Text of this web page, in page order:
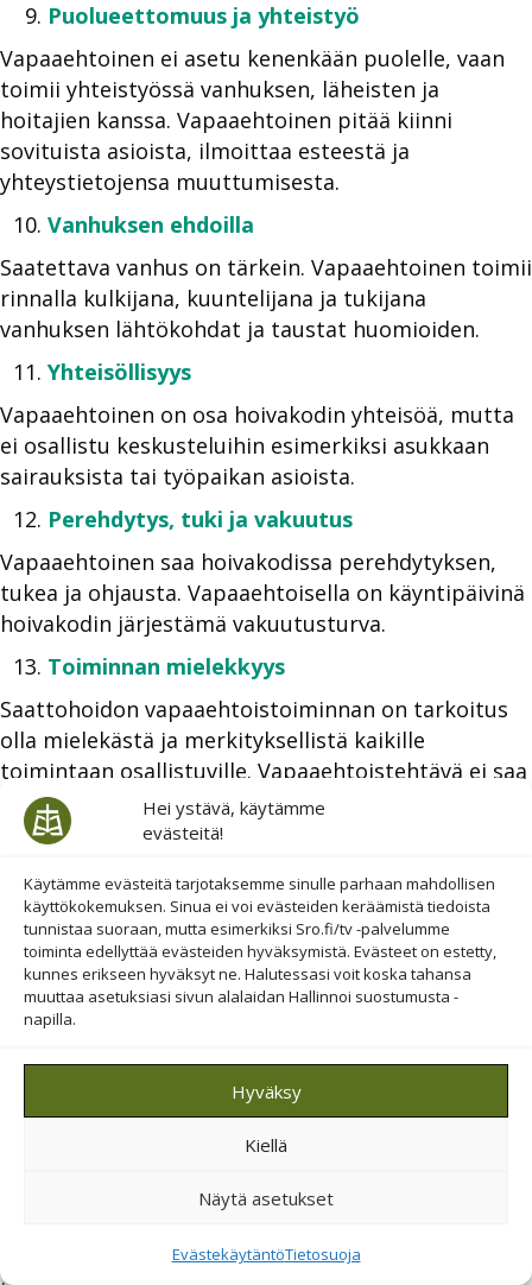
Hei ystävä, käytämme
evästeitä!
Käytämme evästeitä tarjotaksemme sinulle parhaan mahdollisen
käyttökokemuksen. Sinua ei voi evästeiden keräämistä tiedoista
tunnistaa suoraan, mutta esimerkiksi Sro.fi/tv -palvelumme
toiminta edellyttää evästeiden hyväksymistä. Evästeet on estetty,
kunnes erikseen hyväksyt ne. Halutessasi voit koska tahansa
muuttaa asetuksiasi sivun alalaidan Hallinnoi suostumusta -
napilla.
Hyväksy
Kiellä
Näytä asetukset
EvästekäytäntöTietosuoja
Puolueettomuus ja yhteistyö
Vapaaehtoinen ei asetu kenenkään puolelle, vaan
toimii yhteistyössä vanhuksen, läheisten ja
hoitajien kanssa. Vapaaehtoinen pitää kiinni
sovituista asioista, ilmoittaa esteestä ja
yhteystietojensa muuttumisesta.
Vanhuksen ehdoilla
Saatettava vanhus on tärkein. Vapaaehtoinen toimii
rinnalla kulkijana, kuuntelijana ja tukijana
vanhuksen lähtökohdat ja taustat huomioiden.
Yhteisöllisyys
Vapaaehtoinen on osa hoivakodin yhteisöä, mutta
ei osallistu keskusteluihin esimerkiksi asukkaan
sairauksista tai työpaikan asioista.
Perehdytys, tuki ja vakuutus
Vapaaehtoinen saa hoivakodissa perehdytyksen,
tukea ja ohjausta. Vapaaehtoisella on käyntipäivinä
hoivakodin järjestämä vakuutusturva.
Toiminnan mielekkyys
Saattohoidon vapaaehtoistoiminnan on tarkoitus
olla mielekästä ja merkityksellistä kaikille
toimintaan osallistuville. Vapaaehtoistehtävä ei saa
koskaan muodostua ikäväksi pakoksi.
Mahdollisuus ihmisenä kasvamiseen
Vapaaehtoistoiminta tarjoaa mahdollisuuden
henkiseen kasvuun ja itsensä kehittämiseen.
Tämä ohjevihko on tarkoitettu hoivakodeissa
toimivien saattohoidon vapaaehtoisten avuksi ja
Lohtua läsnäolosta -hanke (2021-2024) rekrytoi ja
yksinäisten vanhusten elämän loppuvaiheen tukena